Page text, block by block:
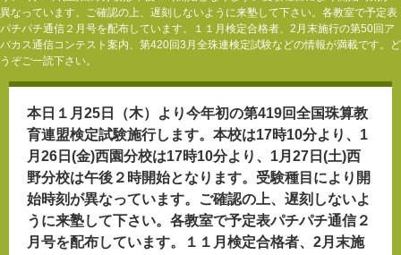
異なっています。ご確認の上、遅刻しないように来塾して下さい。各教室で予定表
パチパチ通信２月号を配布しています。１１月検定合格者、2月末施行の第50回ア
バカス通信コンテスト案内、第420回3月全珠連検定試験などの情報が満載です。ど
うぞご一読下さい。
本日１月25日（木）より今年初の第419回全国珠算教
育連盟検定試験施行します。本校は17時10分より、1
月26日(金)西園分校は17時10分より、1月27日(土)西
野分校は午後２時開始となります。受験種目により開
始時刻が異なっています。ご確認の上、遅刻しないよ
うに来塾して下さい。各教室で予定表パチパチ通信２
月号を配布しています。１１月検定合格者、2月末施